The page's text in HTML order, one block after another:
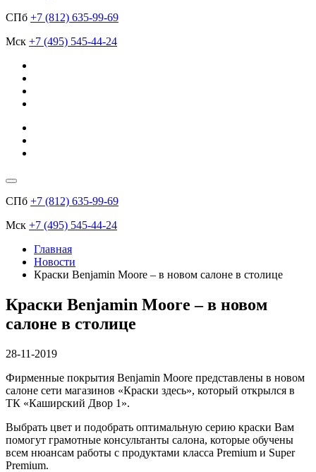
СПб +7 (812) 635-99-69
Мск +7 (495) 545-44-24
СПб +7 (812) 635-99-69
Мск +7 (495) 545-44-24
Главная
Новости
​Краски Benjamin Moore – в новом салоне в столице
​Краски Benjamin Moore – в новом
салоне в столице
28-11-2019
Фирменные покрытия Benjamin Moore представлены в новом
салоне сети магазинов «Краски здесь», который открылся в
ТК «Каширский Двор 1».
Выбрать цвет и подобрать оптимальную серию краски Вам
помогут грамотные консультанты салона, которые обучены
всем нюансам работы с продуктами класса Premium и Super
Premium.